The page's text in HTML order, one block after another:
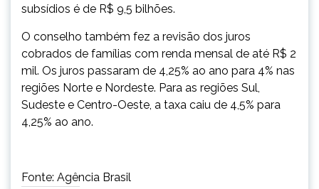
subsídios é de R$ 9,5 bilhões.
O conselho também fez a revisão dos juros
cobrados de famílias com renda mensal de até R$ 2
mil. Os juros passaram de 4,25% ao ano para 4% nas
regiões Norte e Nordeste. Para as regiões Sul,
Sudeste e Centro-Oeste, a taxa caiu de 4,5% para
4,25% ao ano.
Fonte: Agência Brasil